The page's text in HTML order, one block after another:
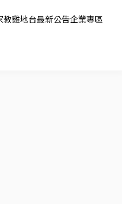
教雞地台最新公告企業專區